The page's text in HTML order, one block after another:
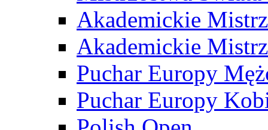
Akademickie
Akademickie
Puchar Europy
Puchar Europy